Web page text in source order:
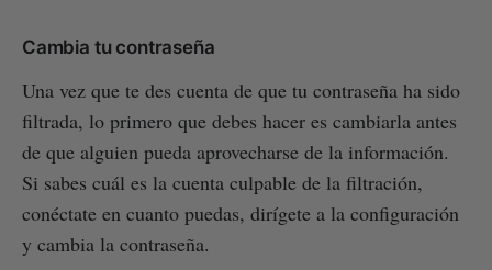
Cambia tu contraseña
Una vez que te des cuenta de que tu contraseña ha sido
filtrada, lo primero que debes hacer es cambiarla antes
de que alguien pueda aprovecharse de la información.
Si sabes cuál es la cuenta culpable de la filtración,
conéctate en cuanto puedas, dirígete a la configuración
y cambia la contraseña.